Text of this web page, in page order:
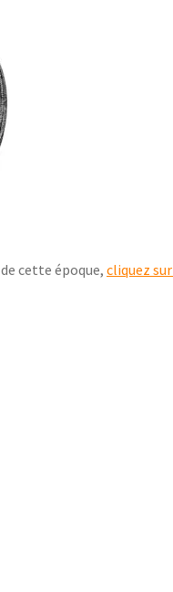
cette époque,cliquez